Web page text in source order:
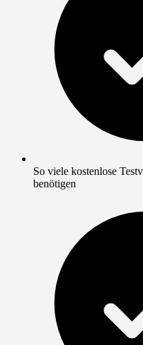
So viele kostenlose
benötigen